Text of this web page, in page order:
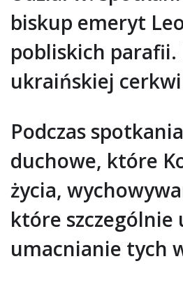
biskup emeryt
pobliskich
ukraińskiej
Podczas
duchowe, które
życia,
które szczególnie
umacnianie tych